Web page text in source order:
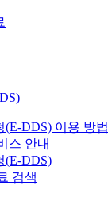
(E-DDS) 이용 방법
스 안내
(E-DDS)
검색